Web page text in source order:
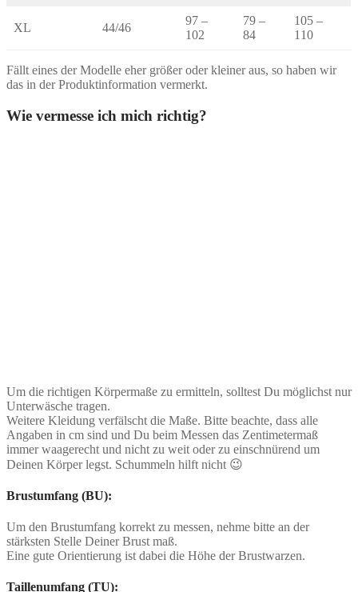
XL 44/46
97 –
102
79 –
84
105 –
110
Fällt eines der Modelle eher größer oder kleiner aus, so haben wir
das in der Produktinformation vermerkt.
Wie vermesse ich mich richtig?
Um die richtigen Körpermaße zu ermitteln, solltest Du möglichst nur
Unterwäsche tragen.
Weitere Kleidung verfälscht die Maße. Bitte beachte, dass alle
Angaben in cm sind und Du beim Messen das Zentimetermaß
immer waagerecht und nicht zu weit oder zu einschnürend um
Deinen Körper legst. Schummeln hilft nicht 😉
Brustumfang (BU):
Um den Brustumfang korrekt zu messen, nehme bitte an der
stärksten Stelle Deiner Brust maß.
Eine gute Orientierung ist dabei die Höhe der Brustwarzen.
Taillenumfang (TU):